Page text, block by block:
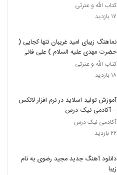
کتاب الله و عترتی
۱۷ بازدید
نماهنگ زیبای امید غریبان تنها کجایی (
حضرت مهدی علیه السلام ) علی فانی
کتاب الله و عترتی
۱۸ بازدید
آموزش تولید اسلاید در نرم افزار لاتکس
– آکادمی نیک درس
آکادمی نیک درس
۲۲ بازدید
دانلود آهنگ جدید مجید رضوی به نام
زیبا